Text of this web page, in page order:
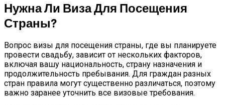
Нужна Ли Виза Для Посещения
Страны?
Вопрос визы для посещения страны, где вы планируете
провести свадьбу, зависит от нескольких факторов,
включая вашу национальность, страну назначения и
продолжительность пребывания. Для граждан разных
стран правила могут существенно различаться, поэтому
важно заранее уточнить все визовые требования.